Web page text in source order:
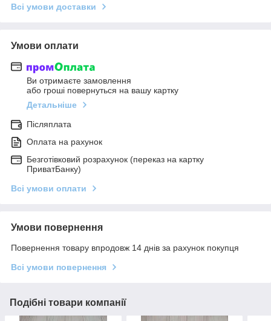
Всі умови доставки
Умови оплати
Ви отримаєте замовлення
або гроші повернуться на вашу картку
Детальніше
Післяплата
Оплата на рахунок
Безготівковий розрахунок (переказ на картку
ПриватБанку)
Всі умови оплати
Умови повернення
Повернення товару впродовж 14 днів за рахунок покупця
Всі умови повернення
Подібні товари компанії